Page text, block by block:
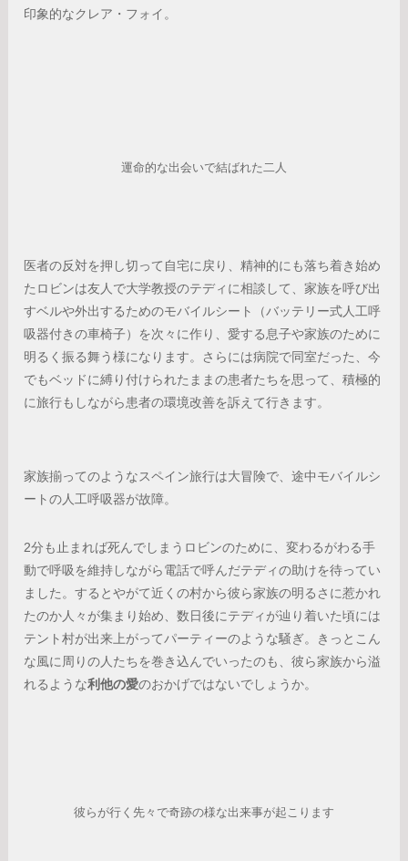
印象的なクレア・フォイ。
運命的な出会いで結ばれた二人
医者の反対を押し切って自宅に戻り、精神的にも落ち着き始め
たロビンは友人で大学教授のテディに相談して、家族を呼び出
すベルや外出するためのモバイルシート（バッテリー式人工呼
吸器付きの車椅子）を次々に作り、愛する息子や家族のために
明るく振る舞う様になります。さらには病院で同室だった、今
でもベッドに縛り付けられたままの患者たちを思って、積極的
に旅行もしながら患者の環境改善を訴えて行きます。
家族揃ってのようなスペイン旅行は大冒険で、途中モバイルシ
ートの人工呼吸器が故障。
2分も止まれば死んでしまうロビンのために、変わるがわる手
動で呼吸を維持しながら電話で呼んだテディの助けを待ってい
ました。するとやがて近くの村から彼ら家族の明るさに惹かれ
たのか人々が集まり始め、数日後にテディが辿り着いた頃には
テント村が出来上がってパーティーのような騒ぎ。きっとこん
な風に周りの人たちを巻き込んでいったのも、彼ら家族から溢
れるような利他の愛のおかげではないでしょうか。
彼らが行く先々で奇跡の様な出来事が起こります